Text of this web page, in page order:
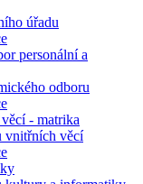
úřadu
personální a
odboru
- matrika
vnitřních věcí